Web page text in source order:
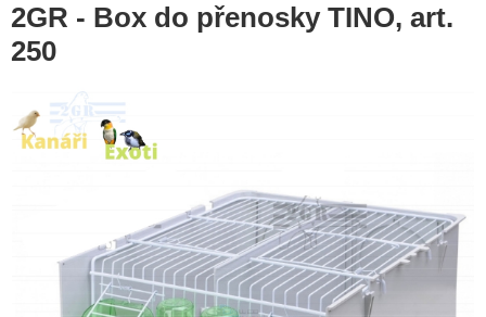
2GR - Box do přenosky TINO, art.
250